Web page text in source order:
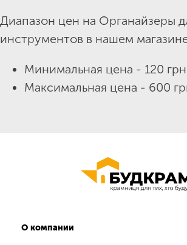
Диапазон цен на Органайзеры
инструментов в нашем
Минимальная цена - 120 грн
Максимальная цена - 600
О компании